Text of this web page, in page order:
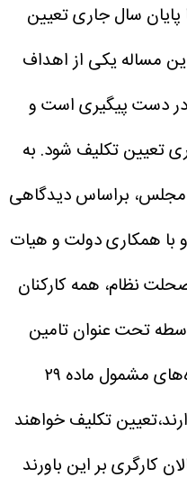
سال جاری تعیین
مساله یکی از اهداف
دست پیگیری است و
تعیین تکلیف شود. به
براساس دیدگاهی
با همکاری دولت و هیات
نظام، همه کارکنان
تحت عنوان تامین
نیروی انسانی با دولت و دستگاه‌های مشمول ماده ۲۹
تکلیف خواهند
کارگری بر این باورند